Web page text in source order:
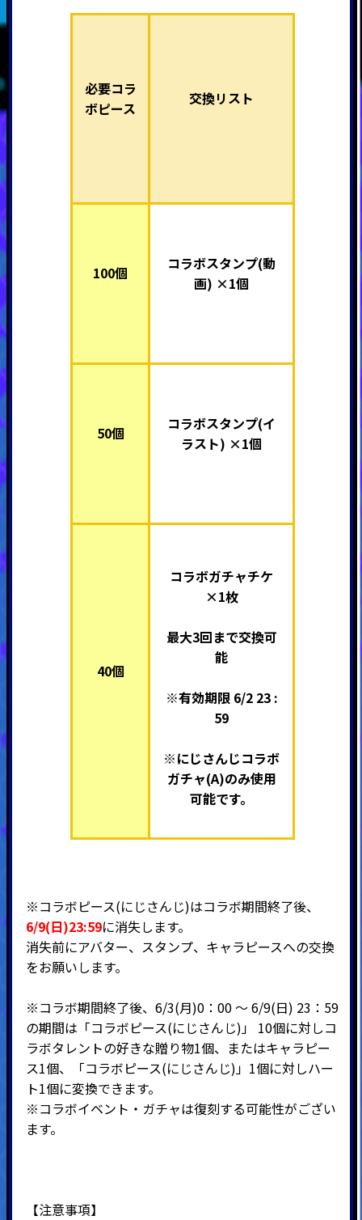
必要コラ
ボピース
交換リスト
100個
コラボスタンプ(動
画) ×1個
50個
コラボスタンプ(イ
ラスト) ×1個
40個
コラボガチャチケ
×1枚
最大3回まで交換可
能
※有効期限 6/2 23 :
59
※にじさんじコラボ
ガチャ(A)のみ使用
可能です。
※コラボピース(にじさんじ)はコラボ期間終了後、
6/9(日)23:59に消失します。
消失前にアバター、スタンプ、キャラピースへの交換
をお願いします。
※コラボ期間終了後、6/3(月)0：00 ～ 6/9(日) 23：59
の期間は「コラボピース(にじさんじ)」 10個に対しコ
ラボタレントの好きな贈り物1個、またはキャラピー
ス1個、「コラボピース(にじさんじ)」1個に対しハー
ト1個に変換できます。
※コラボイベント・ガチャは復刻する可能性がござい
ます。
【注意事項】